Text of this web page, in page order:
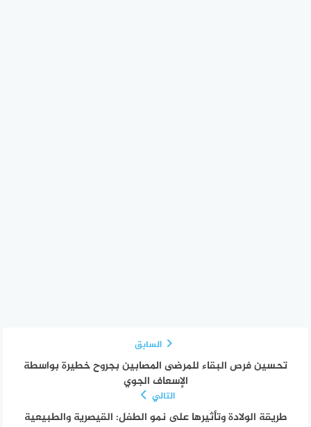
السابق
تحسين فرص البقاء للمرضى المصابين بجروح خطيرة بواسطة
الإسعاف الجوي
التالي
طريقة الولادة وتأثيرها على نمو الطفل: القيصرية والطبيعية